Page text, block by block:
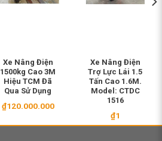
Xe Nâng Điện
1500kg Cao 3M
Hiệu TCM Đã
Qua Sử Dụng
₫120.000.000
Xe Nâng Điện
Trợ Lực Lái 1.5
Tấn Cao 1.6M.
Model: CTDC
1516
₫1